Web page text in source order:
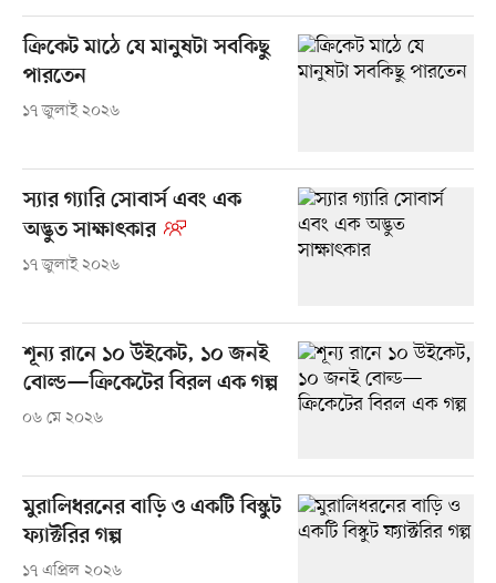
ক্রিকেট মাঠে যে মানুষটা সবকিছু
পারতেন
১৭ জুলাই ২০২৬
স্যার গ্যারি সোবার্স এবং এক
অদ্ভুত সাক্ষাৎকার
১৭ জুলাই ২০২৬
শূন্য রানে ১০ উইকেট, ১০ জনই
বোল্ড—ক্রিকেটের বিরল এক গল্প
০৬ মে ২০২৬
মুরালিধরনের বাড়ি ও একটি বিস্কুট
ফ্যাক্টরির গল্প
১৭ এপ্রিল ২০২৬